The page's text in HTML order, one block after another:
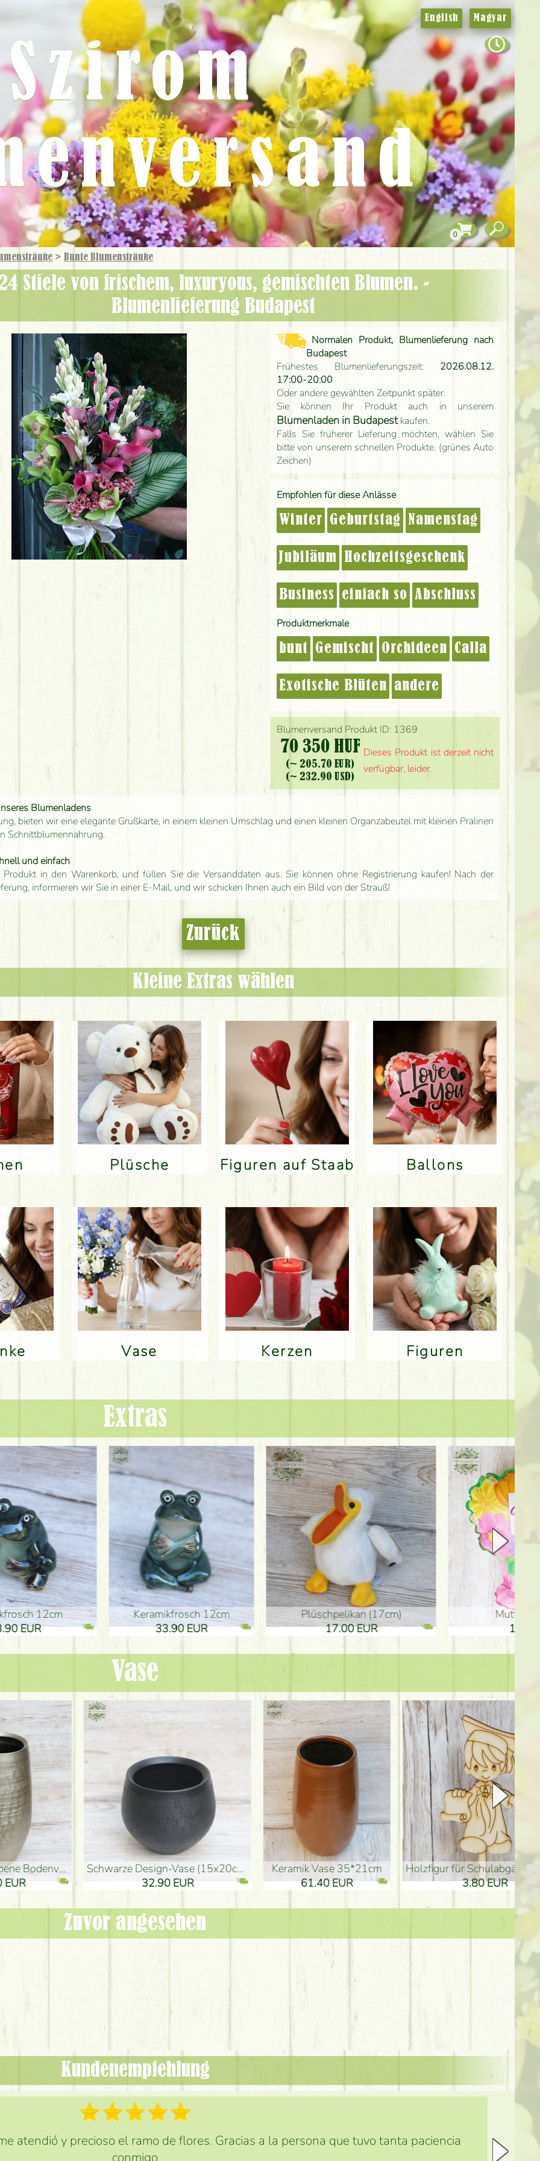
> Bunte Blumensträuße
gemischten Blumen. -
Blumenlieferung Budapest
Blumenversand Produkt ID: 1369
70 350 HUF
(~ 205.70 EUR)
(~ 232.90 USD)
Dieses Produkt ist derzeit nicht
verfügbar, leider.
Normalen Produkt, Blumenlieferung nach
Budapest
Frühestes Blumenlieferungszeit: 2026.08.12.
17:00-20:00
Oder andere gewählten Zeitpunkt später.
Sie können Ihr Produkt auch in unserem
Blumenladen in Budapestkaufen.
Falls Sie früherer Lieferung möchten, wählen Sie
bitte von unserem schnellen Produkte. (grünes Auto
Zeichen)
Empfohlen für diese Anlässe
Winter Geburtstag Namenstag
Jubiläum Hochzeitsgeschenk
Business einfach so Abschluss
Produktmerkmale
bunt Gemischt Orchideen Calla
Exotische Blüten andere
Blumenladens
bieten wir eine elegante Grußkarte, in einem kleinen Umschlag und einen kleinen Organzabeutel mit kleinen Pralinen
Schnittblumennahrung.
und einfach
in den Warenkorb, und füllen Sie die Versanddaten aus. Sie können ohne Registrierung kaufen! Nach der
informieren wir Sie in einer E-Mail, und wir schicken Ihnen auch ein Bild von der Strauß!
Zurück
Kleine Extras wählen
Plüsche Figuren auf Staab Ballons
Vase Kerzen Figuren
English Magyar
Szirom
0
Extras
12cm
EUR
Keramikfrosch 12cm
33.90 EUR
Plüschpelikan (17cm)
17.00 EUR
10.50
Vase
(50x29cm)
schwarze Design-Vase (15x20cm)
32.90 EUR
Keramik Vase 35*21cm
61.40 EUR
Holzfigur für Schulabgänger (10
3.80 EUR
Zuvor angesehen
Kundenempfehlung
atendió y precioso el ramo de flores. Gracias a la persona que tuvo tanta paciencia
conmigo